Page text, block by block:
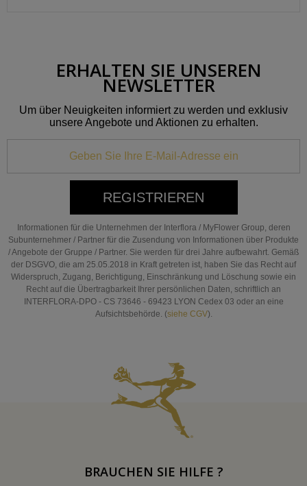
ERHALTEN SIE UNSEREN
NEWSLETTER
Um über Neuigkeiten informiert zu werden und exklusiv
unsere Angebote und Aktionen zu erhalten.
REGISTRIEREN
Informationen für die Unternehmen der Interflora / MyFlower Group, deren
Subunternehmer / Partner für die Zusendung von Informationen über Produkte
/ Angebote der Gruppe / Partner. Sie werden für drei Jahre aufbewahrt. Gemäß
der DSGVO, die am 25.05.2018 in Kraft getreten ist, haben Sie das Recht auf
Widerspruch, Zugang, Berichtigung, Einschränkung und Löschung sowie ein
Recht auf die Übertragbarkeit Ihrer persönlichen Daten, schriftlich an
INTERFLORA-DPO - CS 73646 - 69423 LYON Cedex 03 oder an eine
Aufsichtsbehörde. (siehe CGV).
BRAUCHEN SIE HILFE ?